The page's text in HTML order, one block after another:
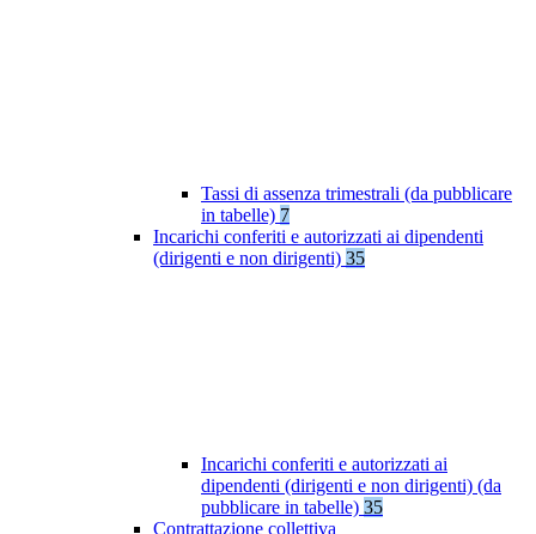
Tassi di assenza trimestrali (da pubblicare
in tabelle) 7
Incarichi conferiti e autorizzati ai dipendenti
(dirigenti e non dirigenti) 35
Incarichi conferiti e autorizzati ai
dipendenti (dirigenti e non dirigenti) (da
pubblicare in tabelle) 35
Contrattazione collettiva